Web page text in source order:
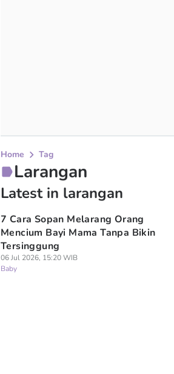
Home Tag
Larangan
Latest in larangan
7 Cara Sopan Melarang Orang
Mencium Bayi Mama Tanpa Bikin
Tersinggung
06 Jul 2026, 15:20 WIB
Baby